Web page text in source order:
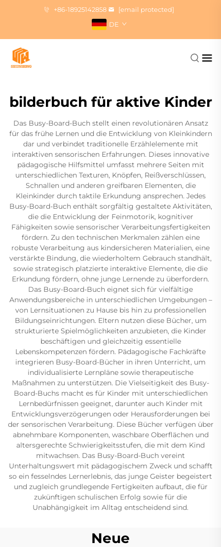
+86-18925142858
[email protected]
DE
bilderbuch für aktive Kinder
Das Busy-Board-Buch stellt einen revolutionären Ansatz
für das frühe Lernen und die Entwicklung von Kleinkindern
dar und verbindet traditionelle Erzählelemente mit
interaktiven sensorischen Erfahrungen. Dieses innovative
pädagogische Hilfsmittel umfasst mehrere Seiten mit
unterschiedlichen Texturen, Knöpfen, Reißverschlüssen,
Schnallen und anderen greifbaren Elementen, die
Kleinkinder durch taktile Erkundung ansprechen. Jedes
Busy-Board-Buch enthält sorgfältig gestaltete Aktivitäten,
die die Entwicklung der Feinmotorik, kognitiver
Fähigkeiten sowie sensorischer Verarbeitungsfertigkeiten
fördern. Zu den technischen Merkmalen zählen eine
robuste Verarbeitung aus kindersicheren Materialien, eine
verstärkte Bindung, die wiederholtem Gebrauch standhält,
sowie strategisch platzierte interaktive Elemente, die die
Erkundung fördern, ohne junge Lernende zu überfordern.
Das Busy-Board-Buch eignet sich für vielfältige
Anwendungsbereiche in unterschiedlichen Umgebungen –
von Lernsituationen zu Hause bis hin zu professionellen
Bildungseinrichtungen. Eltern nutzen diese Bücher, um
strukturierte Spielmöglichkeiten anzubieten, die Kinder
beschäftigen und gleichzeitig essentielle
Lebenskompetenzen fördern. Pädagogische Fachkräfte
integrieren Busy-Board-Bücher in ihren Unterricht, um
individualisierte Lernpläne sowie therapeutische
Maßnahmen zu unterstützen. Die Vielseitigkeit des Busy-
Board-Buchs macht es für Kinder mit unterschiedlichen
Lernbedürfnissen geeignet, darunter auch Kinder mit
Entwicklungsverzögerungen oder Herausforderungen bei
der sensorischen Verarbeitung. Diese Bücher verfügen über
abnehmbare Komponenten, waschbare Oberflächen und
altersgerechte Schwierigkeitsstufen, die mit dem Kind
mitwachsen. Das Busy-Board-Buch vereint
Unterhaltungswert mit pädagogischem Zweck und schafft
so ein fesselndes Lernerlebnis, das junge Geister begeistert
und zugleich grundlegende Fertigkeiten aufbaut, die für
zukünftigen schulischen Erfolg sowie für die
Unabhängigkeit im Alltag entscheidend sind.
Neue